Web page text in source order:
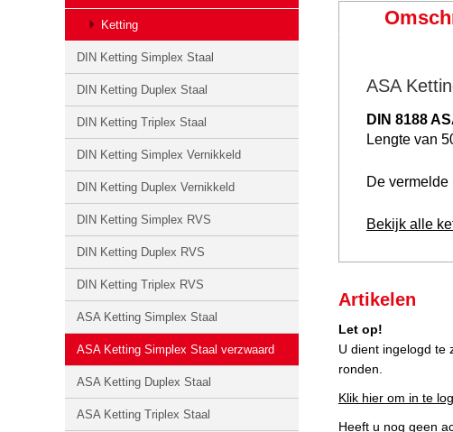
Ketting
DIN Ketting Simplex Staal
DIN Ketting Duplex Staal
DIN Ketting Triplex Staal
DIN Ketting Simplex Vernikkeld
DIN Ketting Duplex Vernikkeld
DIN Ketting Simplex RVS
DIN Ketting Duplex RVS
DIN Ketting Triplex RVS
ASA Ketting Simplex Staal
ASA Ketting Simplex Staal verzwaard
ASA Ketting Duplex Staal
ASA Ketting Triplex Staal
ASA
DIN 8188
Lengte van
De
Bekijk alle
Artikelen
Let op!
U dient ingelogd te
ronden.
Klik hier om in te
Heeft u nog geen